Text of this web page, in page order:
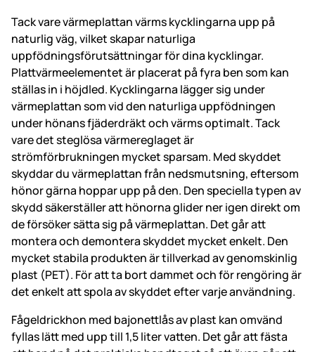
Tack vare värmeplattan värms kycklingarna upp på
naturlig väg, vilket skapar naturliga
uppfödningsförutsättningar för dina kycklingar.
Plattvärmeelementet är placerat på fyra ben som kan
ställas in i höjdled. Kycklingarna lägger sig under
värmeplattan som vid den naturliga uppfödningen
under hönans fjäderdräkt och värms optimalt. Tack
vare det steglösa värmereglaget är
strömförbrukningen mycket sparsam. Med skyddet
skyddar du värmeplattan från nedsmutsning, eftersom
hönor gärna hoppar upp på den. Den speciella typen av
skydd säkerställer att hönorna glider ner igen direkt om
de försöker sätta sig på värmeplattan. Det går att
montera och demontera skyddet mycket enkelt. Den
mycket stabila produkten är tillverkad av genomskinlig
plast (PET). För att ta bort dammet och för rengöring är
det enkelt att spola av skyddet efter varje användning.
Fågeldrickhon med bajonettlås av plast kan omvänd
fyllas lätt med upp till 1,5 liter vatten. Det går att fästa